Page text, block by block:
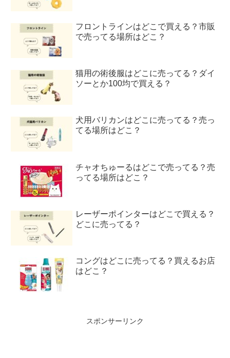
フロントラインはどこで買える？市販
で売ってる場所はどこ？
猫用の術後服はどこに売ってる？ダイ
ソーとか100均で買える？
犬用バリカンはどこに売ってる？売っ
てる場所はどこ？
チャオちゅーるはどこで売ってる？売
ってる場所はどこ？
レーザーポインターはどこで買える？
どこに売ってる？
コングはどこに売ってる？買えるお店
はどこ？
スポンサーリンク